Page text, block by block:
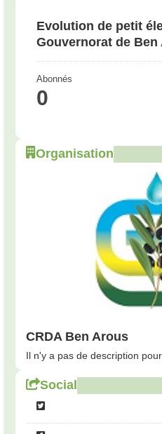
Evolution de petit
Gouvernorat de Ben
Abonnés
0
Organisation
CRDA Ben Arous
Il n'y a pas de description
Social